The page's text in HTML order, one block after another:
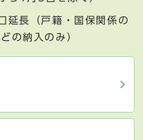
延長（戸籍・国保関係の
の納入のみ）